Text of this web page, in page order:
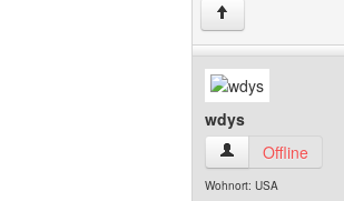
↑
wdys
wdys Benutzer-
Offline
Wohnort: USA